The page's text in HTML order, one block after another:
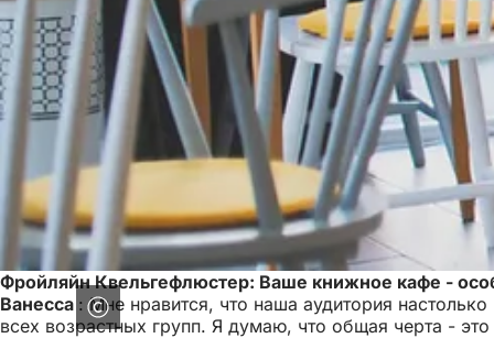
Фройляйн Квельгефлюстер: Ваше книжное кафе -
Ванесса : Мне нравится, что наша аудитория
всех возрастных групп. Я думаю, что общая черта -